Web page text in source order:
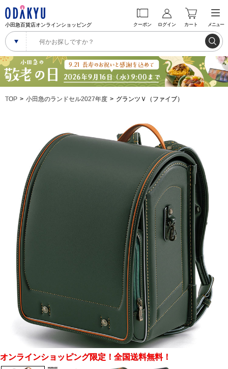
小田急百貨店オンラインショッピング クーポン ログイン カート メニュー
TOP 小田急のランドセル2027年度 グランツＶ（ファイブ）
オンラインショッピング限定！全国送料無料！